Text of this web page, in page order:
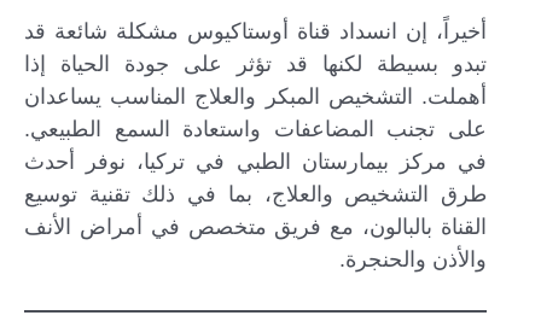
أخيراً، إن انسداد قناة أوستاكيوس مشكلة شائعة قد
تبدو بسيطة لكنها قد تؤثر على جودة الحياة إذا
أهملت. التشخيص المبكر والعلاج المناسب يساعدان
على تجنب المضاعفات واستعادة السمع الطبيعي.
في مركز بيمارستان الطبي في تركيا، نوفر أحدث
طرق التشخيص والعلاج، بما في ذلك تقنية توسيع
القناة بالبالون، مع فريق متخصص في أمراض الأنف
والأذن والحنجرة.